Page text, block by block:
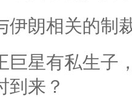
伊朗相关的制
巨星有私生子
到来？